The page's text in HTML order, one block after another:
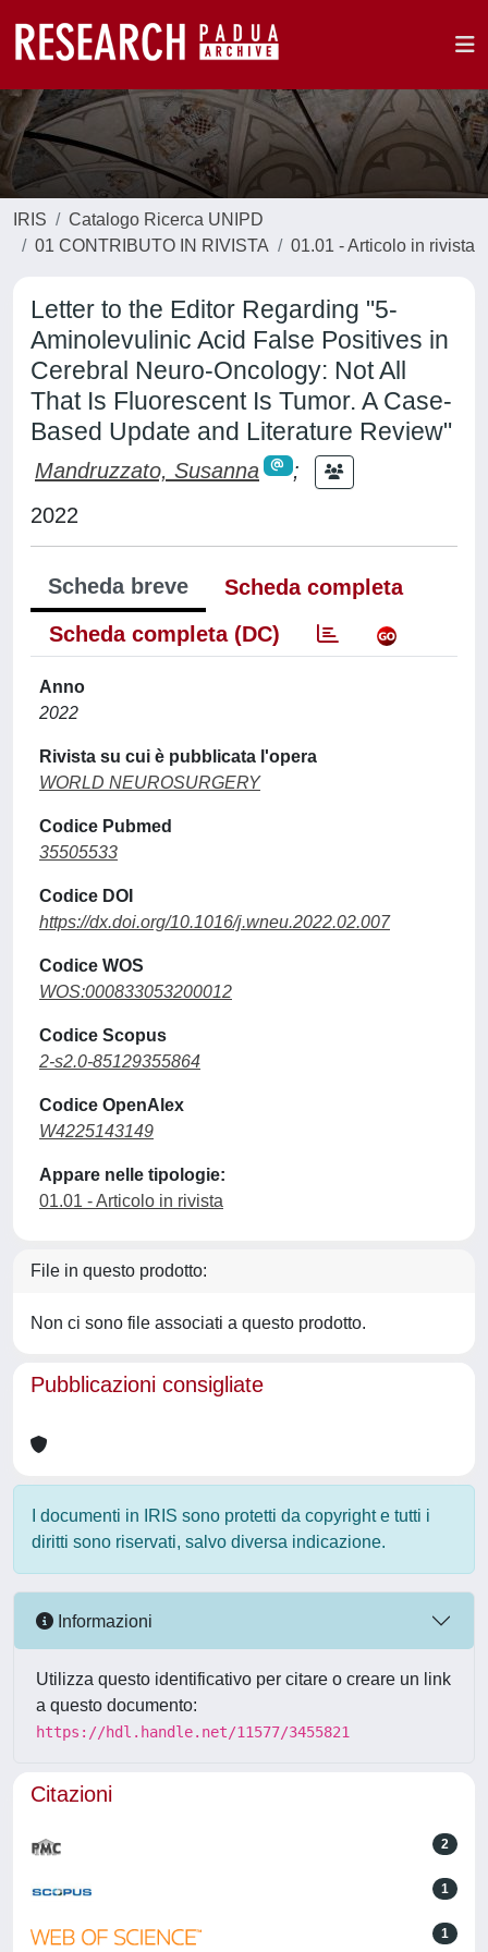
IRIS
Catalogo Ricerca UNIPD
01 CONTRIBUTO IN RIVISTA
01.01 - Articolo in rivista
Letter to the Editor Regarding "5-
Aminolevulinic Acid False Positives in
Cerebral Neuro-Oncology: Not All
That Is Fluorescent Is Tumor. A Case-
Based Update and Literature Review"
Mandruzzato, Susanna
;
2022
Scheda breve
Scheda completa
Scheda completa (DC)
Anno
2022
Rivista su cui è pubblicata l'opera
WORLD NEUROSURGERY
Codice Pubmed
35505533
Codice DOI
https://dx.doi.org/10.1016/j.wneu.2022.02.007
Codice WOS
WOS:000833053200012
Codice Scopus
2-s2.0-85129355864
Codice OpenAlex
W4225143149
Appare nelle tipologie:
01.01 - Articolo in rivista
File in questo prodotto:
Non ci sono file associati a questo prodotto.
Pubblicazioni consigliate
I documenti in IRIS sono protetti da copyright e tutti i
diritti sono riservati, salvo diversa indicazione.
Informazioni
Utilizza questo identificativo per citare o creare un link
a questo documento:
https://hdl.handle.net/11577/3455821
Citazioni
2
1
1